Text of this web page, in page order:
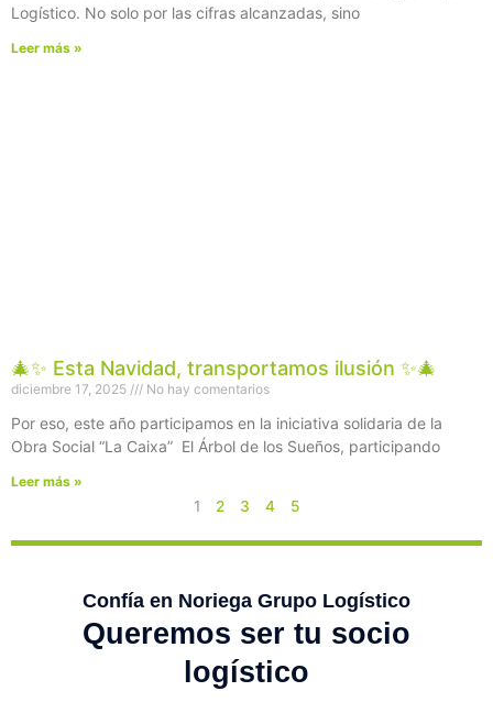
Logístico. No solo por las cifras alcanzadas, sino
Leer más »
🎄✨ Esta Navidad, transportamos ilusión ✨🎄
diciembre 17, 2025 No hay comentarios
Por eso, este año participamos en la iniciativa solidaria de la
Obra Social “La Caixa” El Árbol de los Sueños, participando
Leer más »
1 2 3 4 5
Confía en Noriega Grupo Logístico
Queremos ser tu socio
logístico